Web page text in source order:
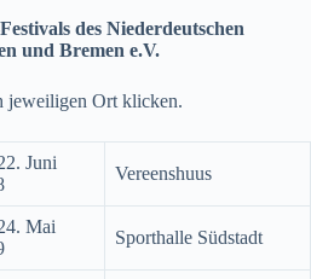
des Niederdeutschen
und Bremen e.V.
jeweiligen Ort klicken.
Juni
Vereenshuus
Mai
Sporthalle Südstadt